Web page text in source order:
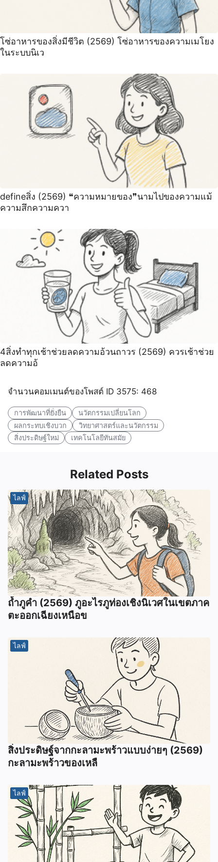
โซ่อาหารของสิ่งมีชีวิต (2569) โซ่อาหารของความเมโยง
ในระบบนิเว
defineสิ่ง (2569) ❝ความหมายของ❞นามไปของความแม้
ความสึกความควา
4สิ่งทําทุกเช้าช่วยลดความอ้วนถาวร (2569) ควรเช้าช่วย
ลดความอ้
จำนวนคอมเมนต์ของโพสต์ ID 3575: 468
การพัฒนาที่ยั่งยืน
นวัตกรรมเปลี่ยนโลก
ผลกระทบเชิงบวก
วิทยาศาสตร์และนวัตกรรม
สิ่งประดิษฐ์ใหม่
เทคโนโลยีทันสมัย
Related Posts
ไลฟ์
ถ้ำภูคำ (2569) ภูอะไรภูท่องเชิงนิเวศในเขตภาค
ตะออกเฉียงเหนือข
ไลฟ์
สิ่งประดิษฐ์จากกะลามะพร้าวแบบง่ายๆ (2569)
กะลามะพร้าวของเหลื
ไลฟ์